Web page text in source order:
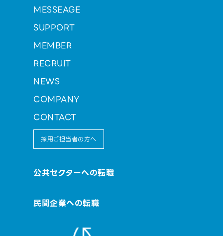
MESSEAGE
SUPPORT
MEMBER
RECRUIT
NEWS
COMPANY
CONTACT
採用ご担当者の方へ
公共セクターへの転職
民間企業への転職